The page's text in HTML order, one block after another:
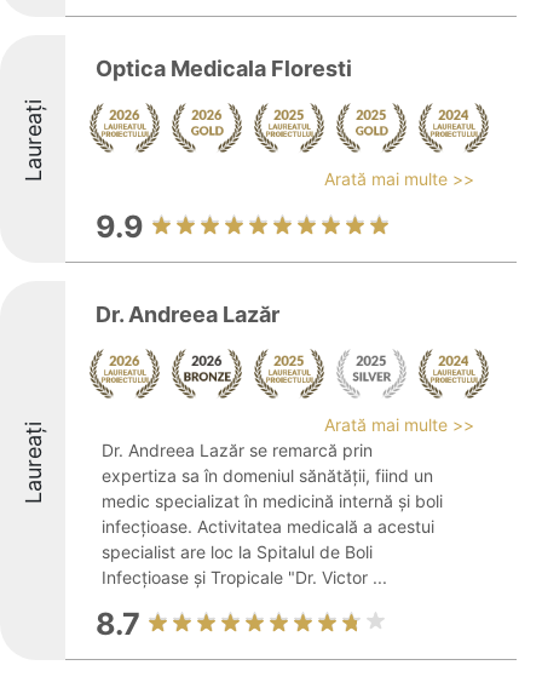
Laureați
Optica Medicala Floresti
Arată mai multe >>
9.9
Laureați
Dr. Andreea Lazăr
Arată mai multe >>
Dr. Andreea Lazăr se remarcă prin
expertiza sa în domeniul sănătății, fiind un
medic specializat în medicină internă și boli
infecțioase. Activitatea medicală a acestui
specialist are loc la Spitalul de Boli
Infecțioase și Tropicale "Dr. Victor ...
8.7